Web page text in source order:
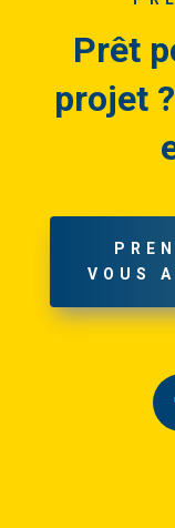
Prêt
projet
VOUS